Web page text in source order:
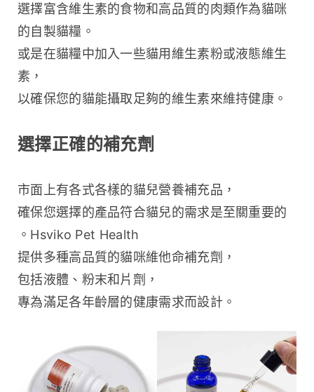
選擇富含維生素的食物和高品質的肉類作為貓咪
的自製貓糧。
或是在貓糧中加入一些貓用維生素粉或液態維生
素，
以確保您的貓能攝取足夠的維生素來維持健康。
選擇正確的補充劑
市面上有各式各樣的貓兒營養補充品，
確保您選擇的產品符合貓兒的需求是至關重要的
。Hsviko Pet Health
提供多種高品質的貓咪維他命補充劑，
包括液體、粉末和片劑，
專為滿足各年齡層的健康需求而設計。